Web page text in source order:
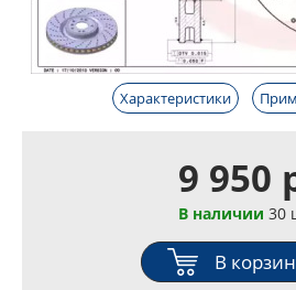
Характеристики
9 950
В наличии 30
В